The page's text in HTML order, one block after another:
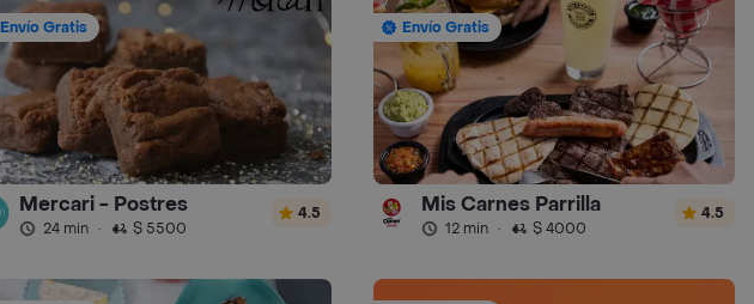
Envío Gratis
Mercari - Postres
24 min · $ 5500
4.5
Envío Gratis
Mis Carnes Parrilla
12 min · $ 4000
4.5